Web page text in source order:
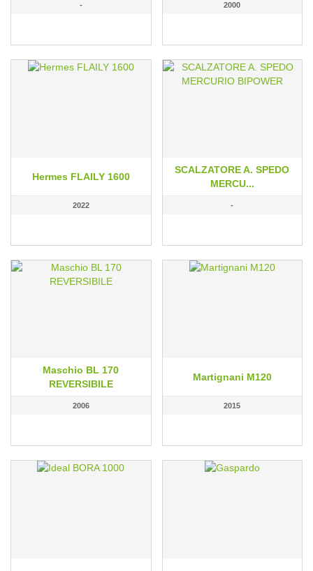
- 2000
Hermes FLAILY 1600
2022
SCALZATORE A. SPEDO
MERCU...
-
Maschio BL 170
REVERSIBILE
2006
Martignani M120
2015